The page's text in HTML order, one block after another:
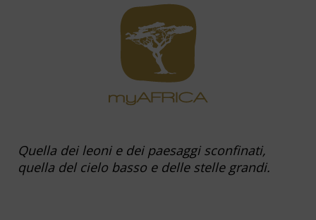
Quella dei leoni e dei paesaggi sconfinati,
quella del cielo basso e delle stelle grandi.